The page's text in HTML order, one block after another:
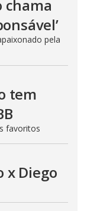
chama
pela
tem
favoritos
x Diego